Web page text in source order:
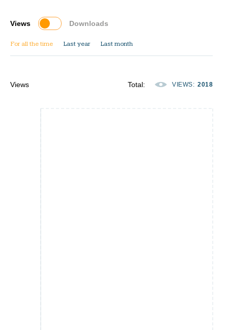
For all the time Last year Last month
Views Downloads
Views Total: VIEWS: 2018